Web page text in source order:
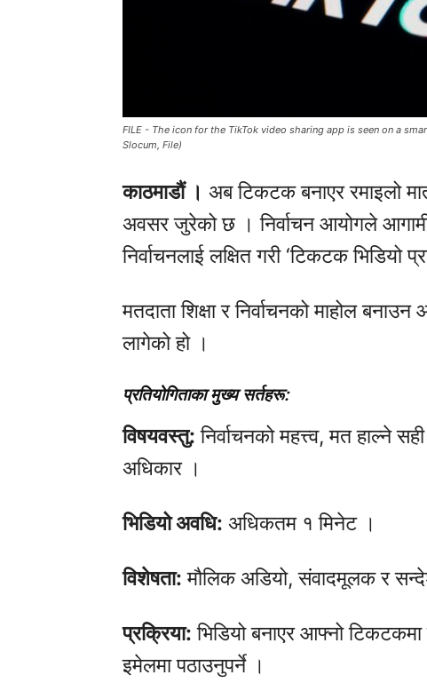
FILE - The icon for the TikTok video sharing app is seen on a
Slocum, File)
काठमाडौं । अब टिकटक बनाएर रमाइलो
अवसर जुरेको छ । निर्वाचन आयोगले
निर्वाचनलाई लक्षित गरी ‘टिकटक भिडियो
मतदाता शिक्षा र निर्वाचनको माहोल
लागेको हो ।
प्रतियोगिताका मुख्य सर्तहरू:
विषयवस्तु: निर्वाचनको महत्त्व, मत हाल्ने
अधिकार ।
भिडियो अवधि: अधिकतम १ मिनेट ।
विशेषता: मौलिक अडियो, संवादमूलक र
प्रक्रिया: भिडियो बनाएर आफ्नो
इमेलमा पठाउनुपर्ने ।